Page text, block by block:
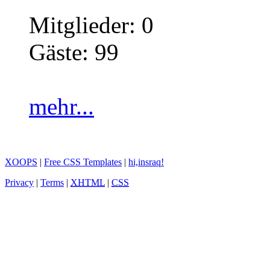
Mitglieder: 0
Gäste: 99
mehr...
XOOPS | Free CSS Templates | hi,insraq!
Privacy | Terms | XHTML | CSS